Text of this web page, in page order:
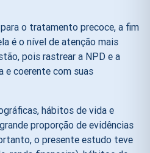
o tratamento precoce, a fim
é o nível de atenção mais
pois rastrear a NPD e a
e coerente com suas
hábitos de vida e
proporção de evidências
o presente estudo teve